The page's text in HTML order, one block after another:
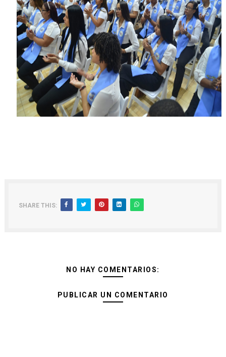
SHARE THIS:
NO HAY COMENTARIOS:
PUBLICAR UN COMENTARIO